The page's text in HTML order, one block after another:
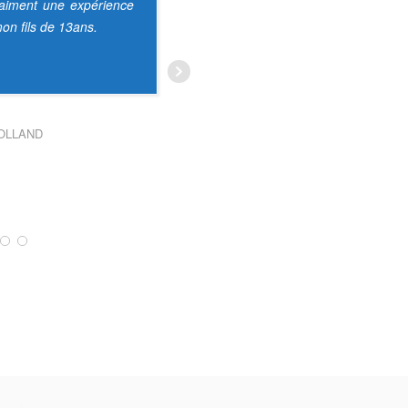
merci... Lire la suite
une expérience
fils de 13ans.